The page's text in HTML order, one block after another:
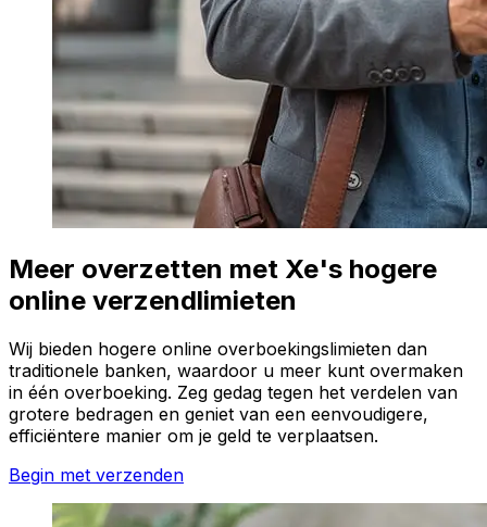
Meer overzetten met Xe's hogere
online verzendlimieten
Wij bieden hogere online overboekingslimieten dan
traditionele banken, waardoor u meer kunt overmaken
in één overboeking. Zeg gedag tegen het verdelen van
grotere bedragen en geniet van een eenvoudigere,
efficiëntere manier om je geld te verplaatsen.
Begin met verzenden